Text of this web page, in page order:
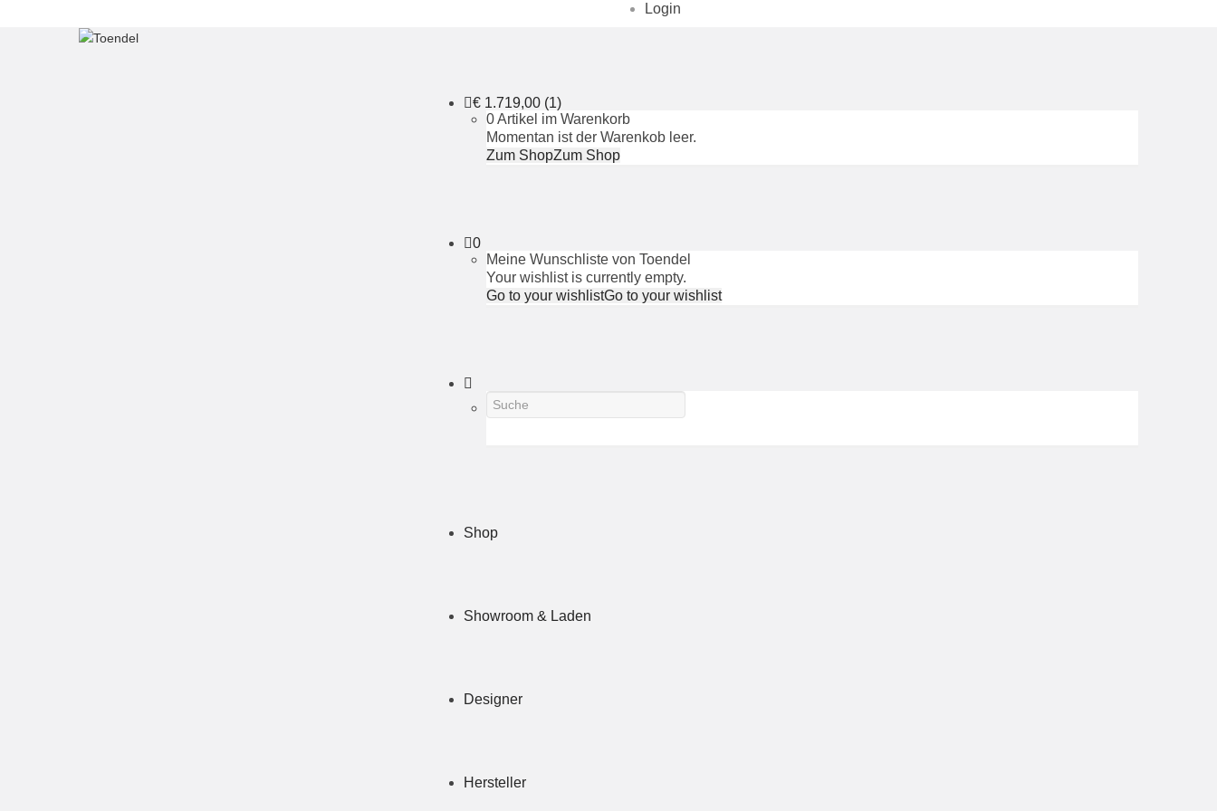
Login
€ 1.719,00 (1)
0 Artikel im Warenkorb
Momentan ist der Warenkob leer.
Zum ShopZum Shop
0
Meine Wunschliste von Toendel
Your wishlist is currently empty.
Go to your wishlistGo to your wishlist
Shop
Showroom & Laden
Designer
Hersteller